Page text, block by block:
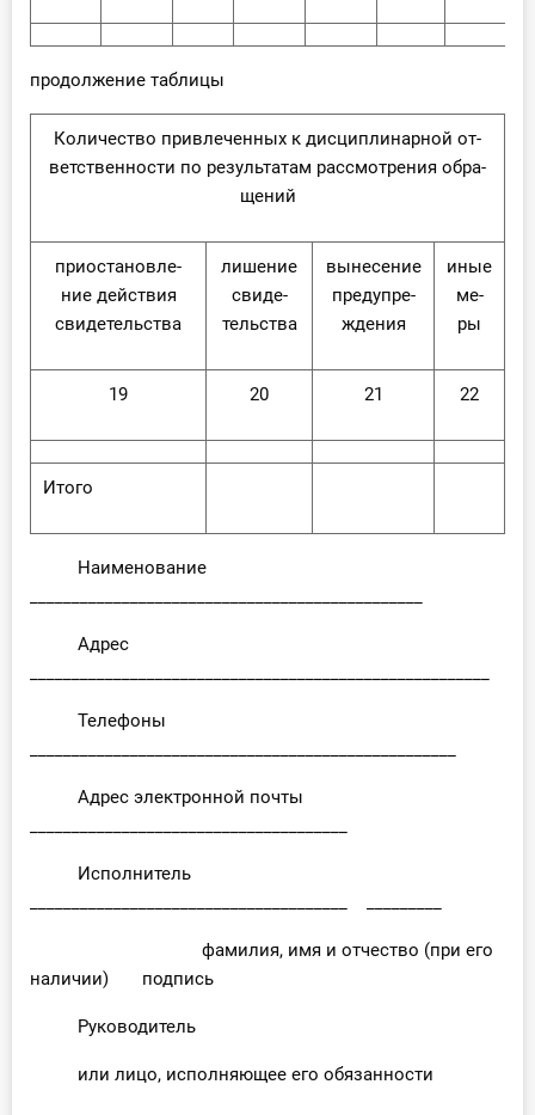
продолжение таблицы
Ко­ли­че­ство при­вле­чен­ных к дис­ци­пли­нар­ной от­
вет­ствен­но­сти по ре­зуль­та­там рас­смот­ре­ния об­ра­
ще­ний
при­оста­нов­ле­
ние дей­ствия
сви­де­тель­ства
ли­ше­ние
сви­де­
тель­ства
вы­не­се­ние
пре­ду­пре­
жде­ния
иные
ме­
ры
19 20 21 22
Ито­го
Наименование
Адрес
Телефоны
Адрес электронной почты
Исполнитель
фамилия, имя и отчество (при его
наличии) подпись
Руководитель
или лицо, исполняющее его обязанности